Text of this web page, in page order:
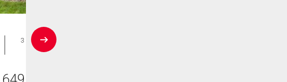
Maison
3 CAC , 2
SDB